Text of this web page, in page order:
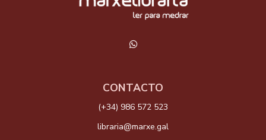
CONTACTO
(+34) 986 572 523
libraria@marxe.gal